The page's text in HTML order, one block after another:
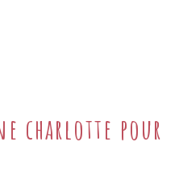
charlotte pour